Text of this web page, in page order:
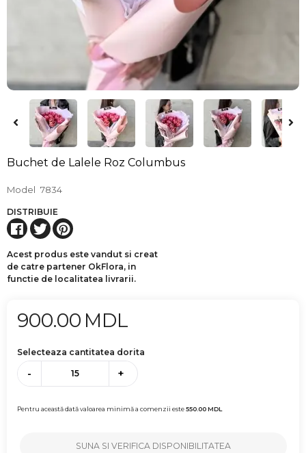
Buchet de Lalele Roz Columbus
Model 7834
DISTRIBUIE
Acest produs este vandut si creat
de catre partener OkFlora, in
functie de localitatea livrarii.
900.00 MDL
Selecteaza cantitatea dorita
- +
Pentru această dată valoarea minimă a comenzii este550.00MDL
SUNA SI VERIFICA DISPONIBILITATEA